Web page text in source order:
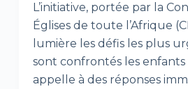
L’initiative, portée par la
Églises de toute l’Afrique
lumière les défis les plus
sont confrontés les
appelle à des réponses